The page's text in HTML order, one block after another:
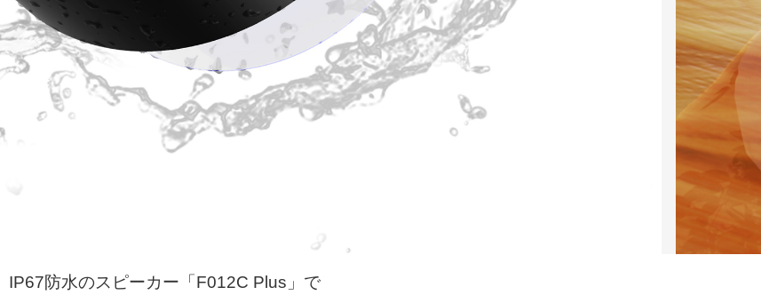
IP67防水のスピーカー「F012C Plus」で